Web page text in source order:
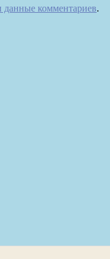
данные комментариев.